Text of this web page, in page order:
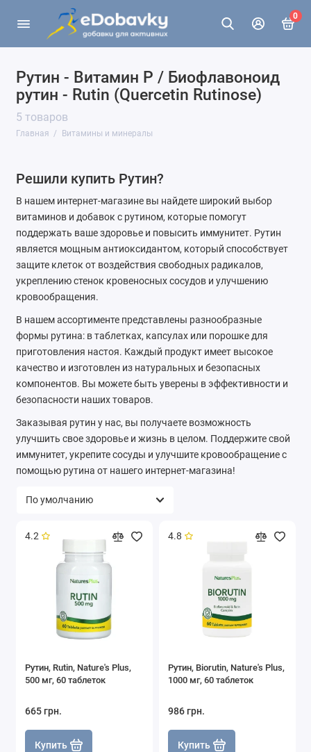
0
Рутин - Витамин P / Биофлавоноид
рутин - Rutin (Quercetin Rutinose)
5 товаров
Главная Витамины и минералы
Решили купить Рутин?
В нашем интернет-магазине вы найдете широкий выбор
витаминов и добавок с рутином, которые помогут
поддержать ваше здоровье и повысить иммунитет. Рутин
является мощным антиоксидантом, который способствует
защите клеток от воздействия свободных радикалов,
укреплению стенок кровеносных сосудов и улучшению
кровообращения.
В нашем ассортименте представлены разнообразные
формы рутина: в таблетках, капсулах или порошке для
приготовления настоя. Каждый продукт имеет высокое
качество и изготовлен из натуральных и безопасных
компонентов. Вы можете быть уверены в эффективности и
безопасности наших товаров.
Заказывая рутин у нас, вы получаете возможность
улучшить свое здоровье и жизнь в целом. Поддержите свой
иммунитет, укрепите сосуды и улучшите кровообращение с
помощью рутина от нашего интернет-магазина!
4.2
Рутин, Rutin, Nature's Plus,
500 мг, 60 таблеток
665 грн.
Купить
4.8
Рутин, Biorutin, Nature's Plus,
1000 мг, 60 таблеток
986 грн.
Купить